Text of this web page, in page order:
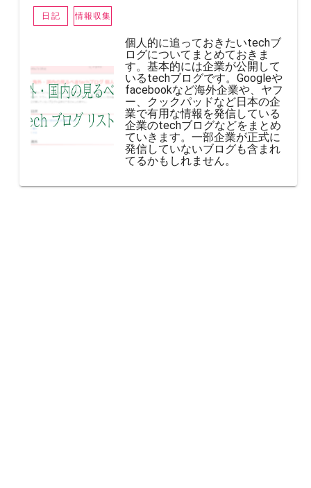
日記 情報収集
個人的に追っておきたいtechブ
ログについてまとめておきま
す。基本的には企業が公開して
いるtechブログです。Googleや
facebookなど海外企業や、ヤフ
ー、クックパッドなど日本の企
業で有用な情報を発信している
企業のtechブログなどをまとめ
ていきます。一部企業が正式に
発信していないブログも含まれ
てるかもしれません。